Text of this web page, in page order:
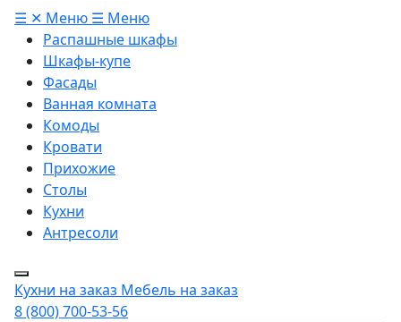
☰ ✕ Меню ☰ Меню
Распашные шкафы
Шкафы-купе
Фасады
Ванная комната
Комоды
Кровати
Прихожие
Столы
Кухни
Антресоли
Кухни на заказ Мебель на заказ
8 (800) 700-53-56